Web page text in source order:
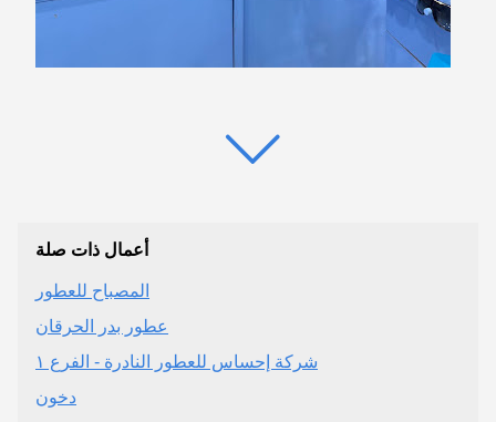
أعمال ذات صلة
المصباح للعطور
عطور بدر الحرقان
شركة إحساس للعطور النادرة - الفرع ١
دخون